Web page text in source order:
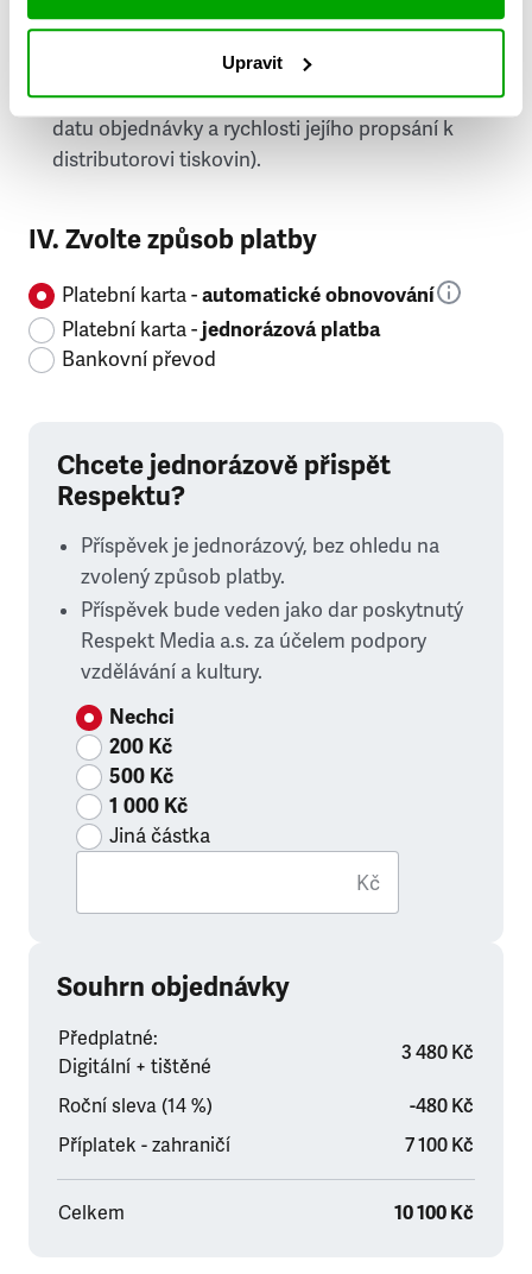
Upravit
doručování týdeníku Respekt v tištěné verzi, na
první vydání ve vaší schránce se můžete těšit
příští, nejpozději přespříští týden (v závislosti na
datu objednávky a rychlosti jejího propsání k
distributorovi tiskovin).
IV. Zvolte způsob platby
Platební karta -automatické obnovování
Platební karta -jednorázová platba
Bankovní převod
Chcete jednorázově přispět
Respektu?
Příspěvek je jednorázový, bez ohledu na
zvolený způsob platby.
Příspěvek bude veden jako dar poskytnutý
Respekt Media a.s. za účelem podpory
vzdělávání a kultury.
Nechci
200 Kč
500 Kč
1 000 Kč
Jiná částka
Kč
Souhrn objednávky
Předplatné:
Digitální + tištěné
3 480 Kč
Roční sleva (14 %)
-480 Kč
Příplatek - zahraničí
7 100 Kč
Celkem 10 100 Kč